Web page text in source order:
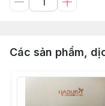
Các sản phẩm,